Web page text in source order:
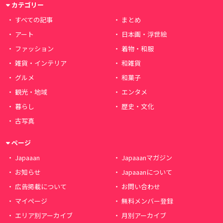
カテゴリー
すべての記事
まとめ
アート
日本画・浮世絵
ファッション
着物・和服
雑貨・インテリア
和雑貨
グルメ
和菓子
観光・地域
エンタメ
暮らし
歴史・文化
古写真
ページ
Japaaan
Japaaanマガジン
お知らせ
Japaaanについて
広告掲載について
お問い合わせ
マイページ
無料メンバー登録
エリア別アーカイブ
月別アーカイブ